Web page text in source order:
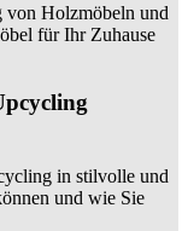
von Holzmöbeln und
für Ihr Zuhause
in stilvolle und
und wie Sie